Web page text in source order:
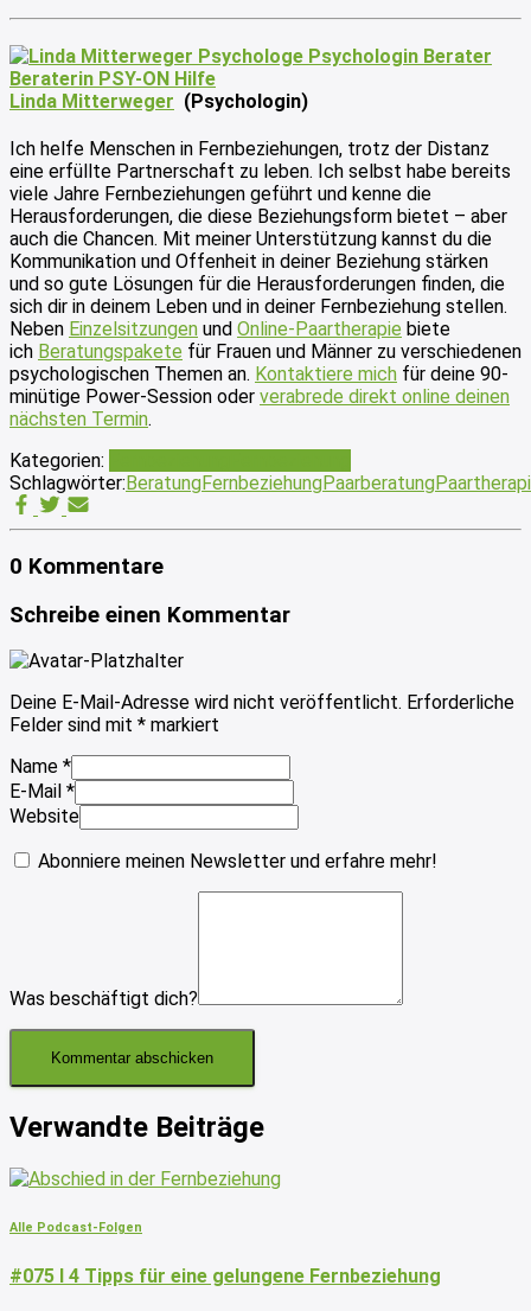
Linda Mitterweger (Psychologin)
Ich helfe Menschen in Fernbeziehungen, trotz der Distanz
eine erfüllte Partnerschaft zu leben. Ich selbst habe bereits
viele Jahre Fernbeziehungen geführt und kenne die
Herausforderungen, die diese Beziehungsform bietet – aber
auch die Chancen. Mit meiner Unterstützung kannst du die
Kommunikation und Offenheit in deiner Beziehung stärken
und so gute Lösungen für die Herausforderungen finden, die
sich dir in deinem Leben und in deiner Fernbeziehung stellen.
Neben Einzelsitzungen und Online-Paartherapie biete
ich Beratungspakete für Frauen und Männer zu verschiedenen
psychologischen Themen an. Kontaktiere mich für deine 90-
minütige Power-Session oder verabrede direkt online deinen
nächsten Termin.
Kategorien:
Schlagwörter: BeratungFernbeziehungPaarberatung
0 Kommentare
Schreibe einen Kommentar
Deine E-Mail-Adresse wird nicht veröffentlicht. Erforderliche
Felder sind mit * markiert
Name *
E-Mail *
Website
Abonniere meinen Newsletter und erfahre mehr!
Was beschäftigt dich?
Verwandte Beiträge
Alle Podcast-Folgen
#075 I 4 Tipps für eine gelungene Fernbeziehung